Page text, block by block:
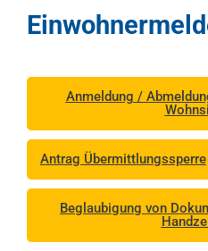
Anmeldung /
Antrag Übermittlungssperre
Beglaubigung von